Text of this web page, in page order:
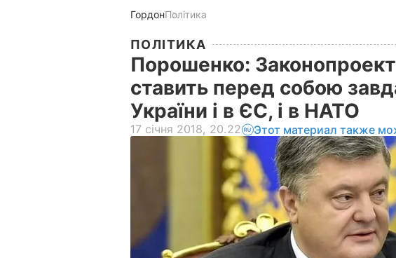
ГордонПолітика
ПОЛІТИКА
Порошенко:
ставить перед собою
України і в ЄС, і в НАТО
17 січня 2018, 20.22 Этот материал также